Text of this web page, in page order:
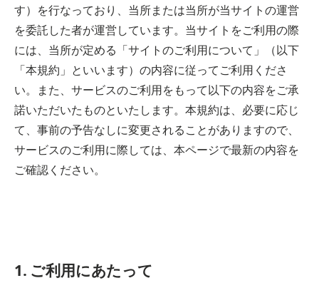
す）を行なっており、当所または当所が当サイトの運営
を委託した者が運営しています。当サイトをご利用の際
には、当所が定める「サイトのご利用について」（以下
「本規約」といいます）の内容に従ってご利用くださ
い。また、サービスのご利用をもって以下の内容をご承
諾いただいたものといたします。本規約は、必要に応じ
て、事前の予告なしに変更されることがありますので、
サービスのご利用に際しては、本ページで最新の内容を
ご確認ください。
1. ご利用にあたって